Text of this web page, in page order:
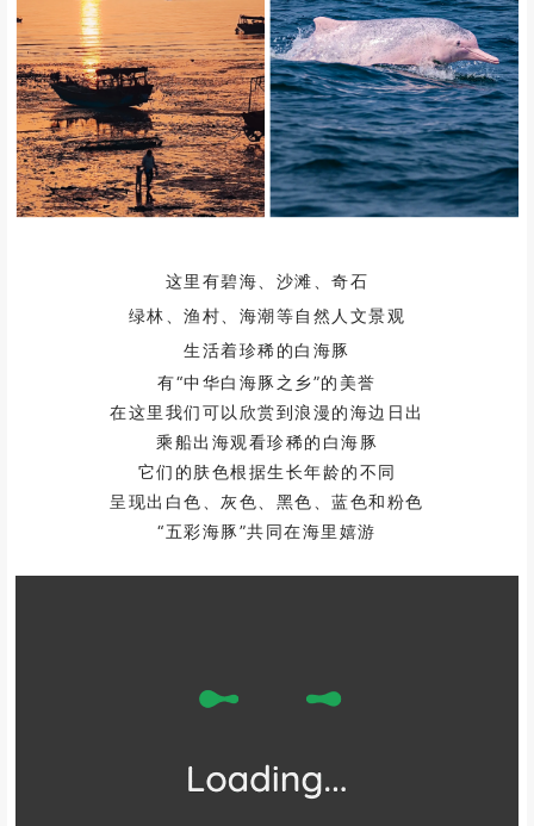
这里有碧海、沙滩、奇石
绿林、渔村、海潮等自然人文景观
生活着珍稀的白海豚
有“中华白海豚之乡”的美誉
在这里我们可以欣赏到浪漫的海边日出
乘船出海观看珍稀的白海豚
它们的肤色根据生长年龄的不同
呈现出白色、灰色、黑色、蓝色和粉色
“五彩海豚”共同在海里嬉游